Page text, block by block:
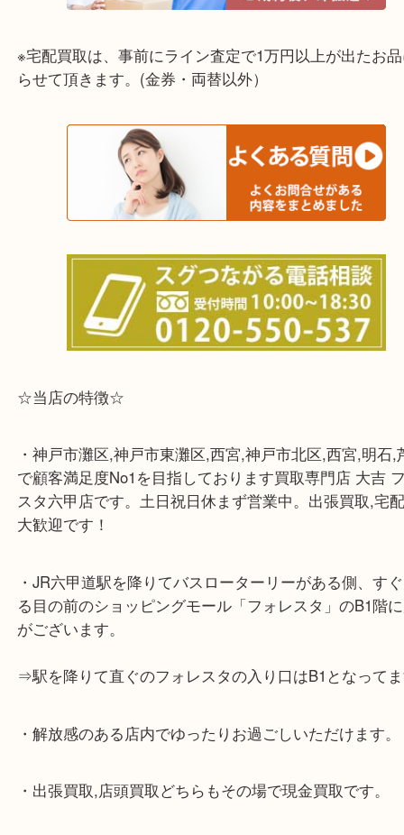
☆出張買取エリア☆
兵庫県,灘区,東灘区,北区,芦屋市,西宮市,明石市,尼崎
※宅配買取は、事前にライン査定で1万円以上が出
で顧客満足度No1を目指しております買取専門店